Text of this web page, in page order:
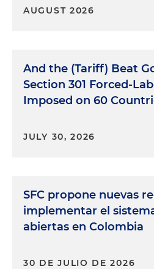
AUGUST 2026
And the (Tariff) Beat
Section 301 Forced-
Imposed on 60
JULY 30, 2026
SFC propone nuevas
implementar el
abiertas en Colombia
30 DE JULIO DE 2026